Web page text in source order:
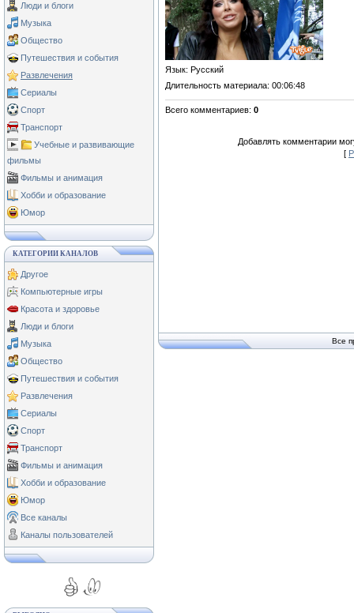
Люди и блоги
Музыка
Общество
Путешествия и события
Развлечения
Сериалы
Спорт
Транспорт
Учебные и развивающие
фильмы
Фильмы и анимация
Хобби и образование
Юмор
КАТЕГОРИИ КАНАЛОВ
Другое
Компьютерные игры
Красота и здоровье
Люди и блоги
Музыка
Общество
Путешествия и события
Развлечения
Сериалы
Спорт
Транспорт
Фильмы и анимация
Хобби и образование
Юмор
Все каналы
Каналы пользователей
Язык: Русский
Длительность материала: 00:06:48
Всего комментариев: 0
Добавлять комментарии
[
Все